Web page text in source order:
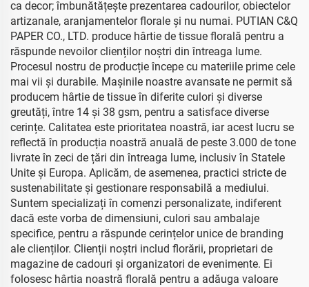
ca decor; îmbunătățește prezentarea cadourilor, obiectelor
artizanale, aranjamentelor florale și nu numai. PUTIAN C&Q
PAPER CO., LTD. produce hârtie de tissue florală pentru a
răspunde nevoilor clienților noștri din întreaga lume.
Procesul nostru de producție începe cu materiile prime cele
mai vii și durabile. Mașinile noastre avansate ne permit să
producem hârtie de tissue în diferite culori și diverse
greutăți, între 14 și 38 gsm, pentru a satisface diverse
cerințe. Calitatea este prioritatea noastră, iar acest lucru se
reflectă în producția noastră anuală de peste 3.000 de tone
livrate în zeci de țări din întreaga lume, inclusiv în Statele
Unite și Europa. Aplicăm, de asemenea, practici stricte de
sustenabilitate și gestionare responsabilă a mediului.
Suntem specializați în comenzi personalizate, indiferent
dacă este vorba de dimensiuni, culori sau ambalaje
specifice, pentru a răspunde cerințelor unice de branding
ale clienților. Clienții noștri includ florării, proprietari de
magazine de cadouri și organizatori de evenimente. Ei
folosesc hârtia noastră florală pentru a adăuga valoare